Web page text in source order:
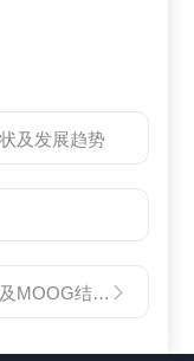
及发展趋势
结构示意图